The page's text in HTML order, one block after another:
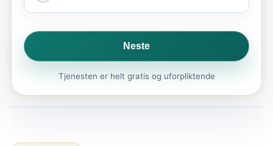
Neste
Tjenesten er helt gratis og uforpliktende